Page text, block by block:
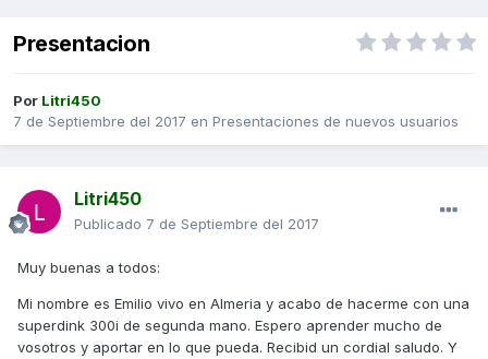
Presentacion
Por Litri450
7 de Septiembre del 2017 en Presentaciones de nuevos usuarios
Litri450
Publicado 7 de Septiembre del 2017
Muy buenas a todos:
Mi nombre es Emilio vivo en Almeria y acabo de hacerme con una
superdink 300i de segunda mano. Espero aprender mucho de
vosotros y aportar en lo que pueda. Recibid un cordial saludo. Y